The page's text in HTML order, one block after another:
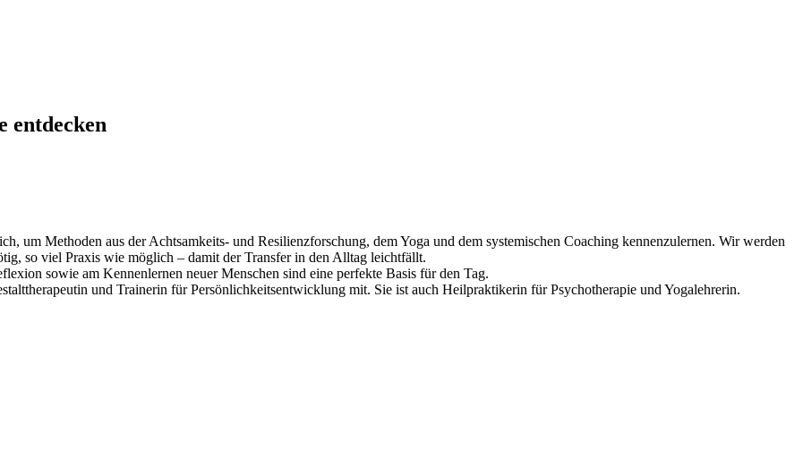
entdecken
um Methoden aus der Achtsamkeits- und Resilienzforschung, dem Yoga und dem systemischen Coaching kennenzulernen. Wir werden
so viel Praxis wie möglich – damit der Transfer in den Alltag leichtfällt.
sowie am Kennenlernen neuer Menschen sind eine perfekte Basis für den Tag.
und Trainerin für Persönlichkeitsentwicklung mit. Sie ist auch Heilpraktikerin für Psychotherapie und Yogalehrerin.